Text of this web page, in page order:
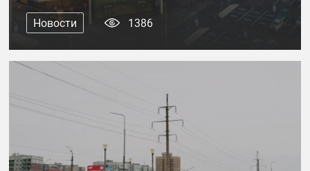
Новости 1386